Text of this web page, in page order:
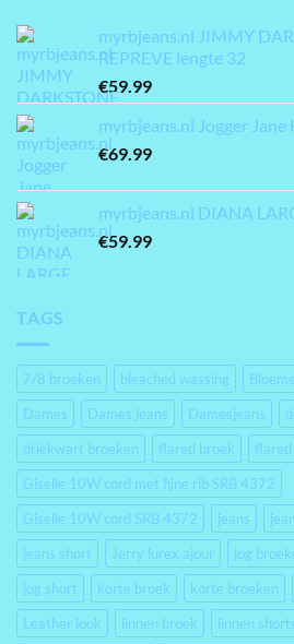
myrbjeans.nl JIMMY
REPREVE lengte 32
€59.99
myrbjeans.nl Jogger Jane
€69.99
myrbjeans.nl DIANA
€59.99
TAGS
7/8 broeken bleached wassing
Dames
Dames jeans Damesjeans
driekwart broeken
flared broek flared
Giselle 10W cord met fijne rib SRB 4372
Giselle 10W cord SRB 4372
jeans
jeans short
Jerry lurex ajour jog
jog short
korte broek korte broeken
Leather look
linnen broek linnen